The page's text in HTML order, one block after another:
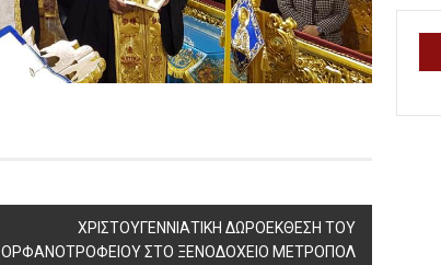
ΧΡΙΣΤΟΥΓΕΝΝΙΑΤΙΚΗ ΔΩΡΟΕΚΘΕΣΗ ΤΟΥ
ΟΡΦΑΝΟΤΡΟΦΕΙΟΥ ΣΤΟ ΞΕΝΟΔΟΧΕΙΟ ΜΕΤΡΟΠΟΛ